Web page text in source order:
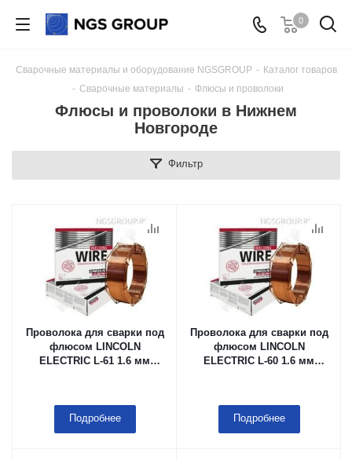
0
Сварочные материалы и оборудование NGSGROUP - Каталог товаров
- Сварочные материалы - Флюсы и проволоки
Флюсы и проволоки в Нижнем
Новгороде
Фильтр
Проволока для сварки под
флюсом LINCOLN
ELECTRIC L-61 1.6 мм
летучим ингибитором
коррозии (VCI)
Подробнее
Проволока для сварки под
флюсом LINCOLN
ELECTRIC L-60 1.6 мм
летучим ингибитором
коррозии (VCI)
Подробнее